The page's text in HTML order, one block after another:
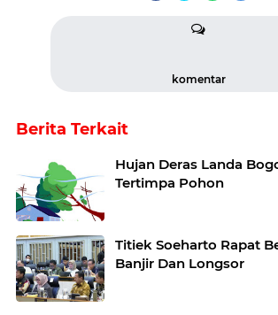
komentar
Berita Terkait
Hujan Deras Landa
Tertimpa Pohon
Titiek Soeharto Rapat
Banjir Dan Longsor